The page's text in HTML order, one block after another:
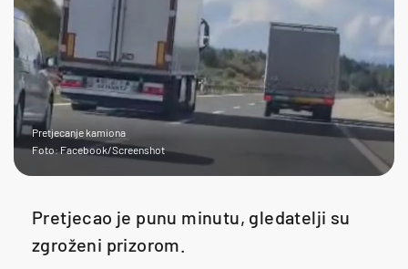
Pretjecanje kamiona
Foto: Facebook/Screenshot
Pretjecao je punu minutu, gledatelji su
zgroženi prizorom.